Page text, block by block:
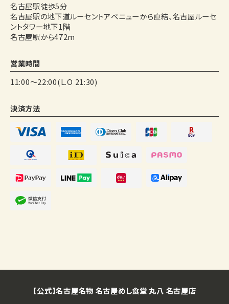
名古屋駅徒歩5分
名古屋駅の地下道ルーセントアベニューから直結、名古屋ルーセ
ントタワー地下1階
名古屋駅から472m
営業時間
11:00〜22:00(L.O 21:30)
決済方法
【公式】名古屋名物 名古屋めし食堂 丸八 名古屋店